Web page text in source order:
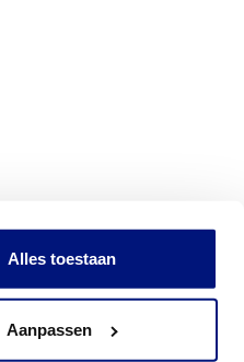
Alles toestaan
Aanpassen